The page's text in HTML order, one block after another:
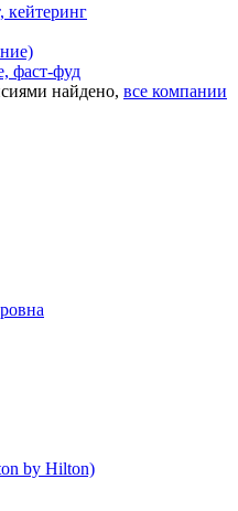
кейтеринг
фаст-фуд
найдено, все компании
by Hilton)